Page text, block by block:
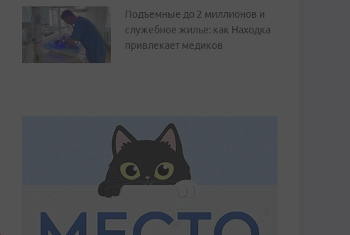
Подъемные до 2 миллионов и
служебное жилье: как Находка
привлекает медиков